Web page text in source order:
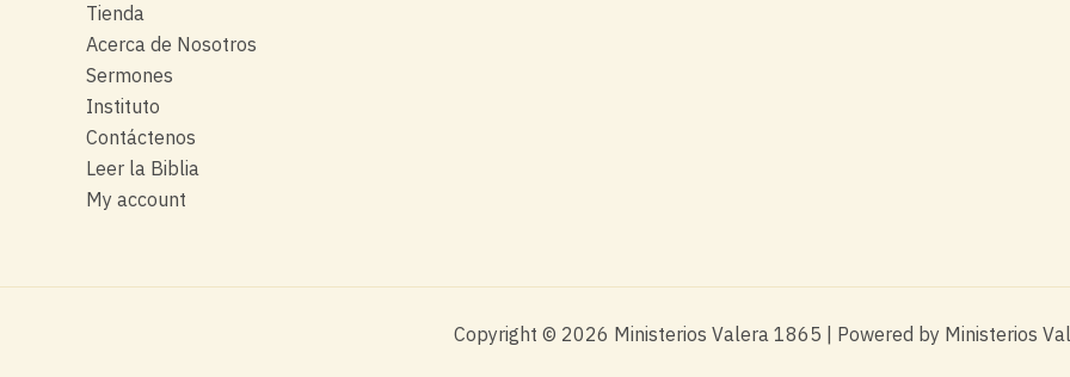
Tienda
Acerca de Nosotros
Sermones
Instituto
Contáctenos
Leer la Biblia
My account
Copyright © 2026 Ministerios Valera 1865 | Powered by Ministerios